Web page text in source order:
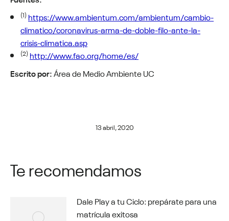
(1) https://www.ambientum.com/ambientum/cambio-
climatico/coronavirus-arma-de-doble-filo-ante-la-
crisis-climatica.asp
(2) http://www.fao.org/home/es/
Escrito por:Área de Medio Ambiente UC
13 abril, 2020
Te recomendamos
Dale Play a tu Ciclo: prepárate para una
matrícula exitosa